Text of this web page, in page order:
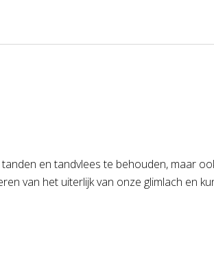
en tandvlees te behouden, maar
van het uiterlijk van onze glimlach en